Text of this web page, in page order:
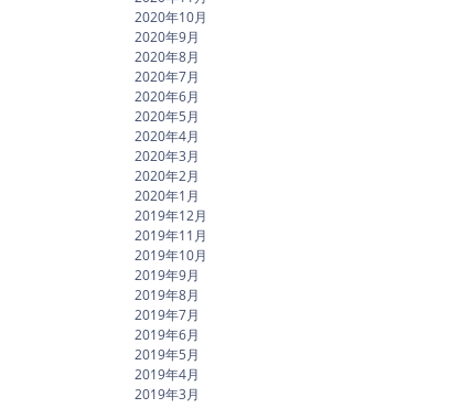
2020年10月
2020年9月
2020年8月
2020年7月
2020年6月
2020年5月
2020年4月
2020年3月
2020年2月
2020年1月
2019年12月
2019年11月
2019年10月
2019年9月
2019年8月
2019年7月
2019年6月
2019年5月
2019年4月
2019年3月